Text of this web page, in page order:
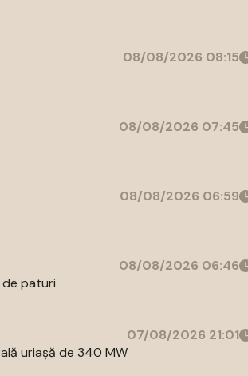
08/08/2026 08:15
08/08/2026 07:45
08/08/2026 06:59
08/08/2026 06:46
de paturi
07/08/2026 21:01
uriașă de 340 MW